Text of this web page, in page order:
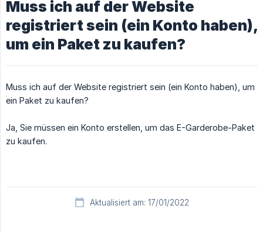
Muss ich auf der Website
registriert sein (ein Konto haben),
um ein Paket zu kaufen?
Muss ich auf der Website registriert sein (ein Konto haben), um
ein Paket zu kaufen?
Ja, Sie müssen ein Konto erstellen, um das E-Garderobe-Paket
zu kaufen.
Aktualisiert am: 17/01/2022